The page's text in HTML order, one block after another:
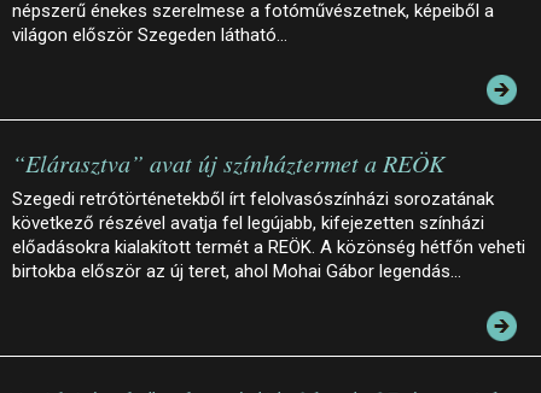
népszerű énekes szerelmese a fotóművészetnek, képeiből a
világon először Szegeden látható…
“Elárasztva” avat új színháztermet a REÖK
Szegedi retrótörténetekből írt felolvasószínházi sorozatának
következő részével avatja fel legújabb, kifejezetten színházi
előadásokra kialakított termét a REÖK. A közönség hétfőn veheti
birtokba először az új teret, ahol Mohai Gábor legendás…